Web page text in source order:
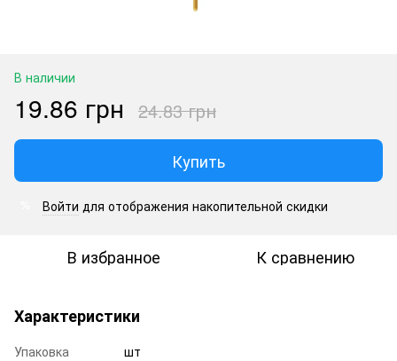
В наличии
19.86 грн 24.83 грн
Купить
Войти для отображения накопительной скидки
В избранное К сравнению
Характеристики
Упаковка
шт